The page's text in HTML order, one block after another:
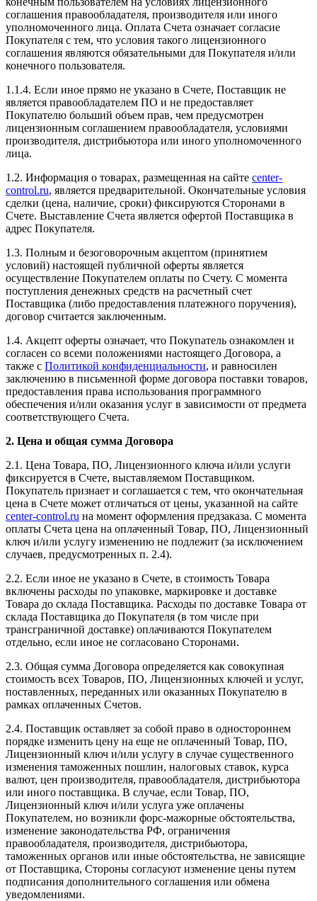
соглашения правообладателя, производителя или иного
уполномоченного лица. Оплата Счета означает согласие
Покупателя с тем, что условия такого лицензионного
соглашения являются обязательными для Покупателя и/или
конечного пользователя.
1.1.4. Если иное прямо не указано в Счете, Поставщик не
является правообладателем ПО и не предоставляет
Покупателю больший объем прав, чем предусмотрен
лицензионным соглашением правообладателя, условиями
производителя, дистрибьютора или иного уполномоченного
лица.
1.2. Информация о товарах, размещенная на сайте center-
control.ru, является предварительной. Окончательные условия
сделки (цена, наличие, сроки) фиксируются Сторонами в
Счете. Выставление Счета является офертой Поставщика в
адрес Покупателя.
1.3. Полным и безоговорочным акцептом (принятием
условий) настоящей публичной оферты является
осуществление Покупателем оплаты по Счету. С момента
поступления денежных средств на расчетный счет
Поставщика (либо предоставления платежного поручения),
договор считается заключенным.
1.4. Акцепт оферты означает, что Покупатель ознакомлен и
согласен со всеми положениями настоящего Договора, а
также с Политикой конфиденциальности, и равносилен
заключению в письменной форме договора поставки товаров,
предоставления права использования программного
обеспечения и/или оказания услуг в зависимости от предмета
соответствующего Счета.
2. Цена и общая сумма Договора
2.1. Цена Товара, ПО, Лицензионного ключа и/или услуги
фиксируется в Счете, выставляемом Поставщиком.
Покупатель признает и соглашается с тем, что окончательная
цена в Счете может отличаться от цены, указанной на сайте
center-control.ru на момент оформления предзаказа. С момента
оплаты Счета цена на оплаченный Товар, ПО, Лицензионный
ключ и/или услугу изменению не подлежит (за исключением
случаев, предусмотренных п. 2.4).
2.2. Если иное не указано в Счете, в стоимость Товара
включены расходы по упаковке, маркировке и доставке
Товара до склада Поставщика. Расходы по доставке Товара от
склада Поставщика до Покупателя (в том числе при
трансграничной доставке) оплачиваются Покупателем
отдельно, если иное не согласовано Сторонами.
2.3. Общая сумма Договора определяется как совокупная
стоимость всех Товаров, ПО, Лицензионных ключей и услуг,
поставленных, переданных или оказанных Покупателю в
рамках оплаченных Счетов.
2.4. Поставщик оставляет за собой право в одностороннем
порядке изменить цену на еще не оплаченный Товар, ПО,
Лицензионный ключ и/или услугу в случае существенного
изменения таможенных пошлин, налоговых ставок, курса
валют, цен производителя, правообладателя, дистрибьютора
или иного поставщика. В случае, если Товар, ПО,
Лицензионный ключ и/или услуга уже оплачены
Покупателем, но возникли форс-мажорные обстоятельства,
изменение законодательства РФ, ограничения
правообладателя, производителя, дистрибьютора,
таможенных органов или иные обстоятельства, не зависящие
от Поставщика, Стороны согласуют изменение цены путем
подписания дополнительного соглашения или обмена
уведомлениями.